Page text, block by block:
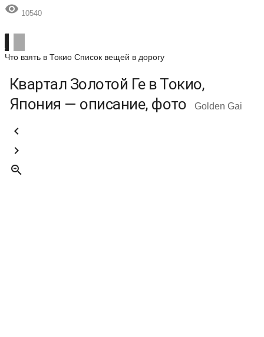
 10540
Что взять в Токио Список вещей в дорогу
Квартал Золотой Ге в Токио,
Япония — описание, фото
Golden Gai


